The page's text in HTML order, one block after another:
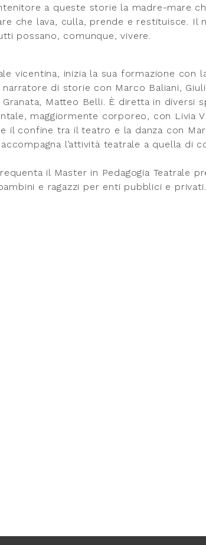
a queste storie la madre-mare
che lava, culla, prende e restituisce. Il
possano, comunque, vivere.
vicentina, inizia la sua formazione con
di storie con Marco Baliani,
Matteo Belli. È diretta in diversi
maggiormente corporeo, con Livia
il confine tra il teatro e la danza con
l’attività teatrale a quella di
il Master in Pedagogia Teatrale
e ragazzi per enti pubblici e privati.